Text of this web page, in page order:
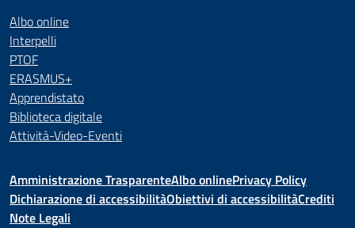
Albo online
Interpelli
PTOF
ERASMUS+
Apprendistato
Biblioteca digitale
Attività-Video-Eventi
Amministrazione TrasparenteAlbo onlinePrivacy Policy
Dichiarazione di accessibilitàObiettivi di accessibilitàCrediti
Note Legali